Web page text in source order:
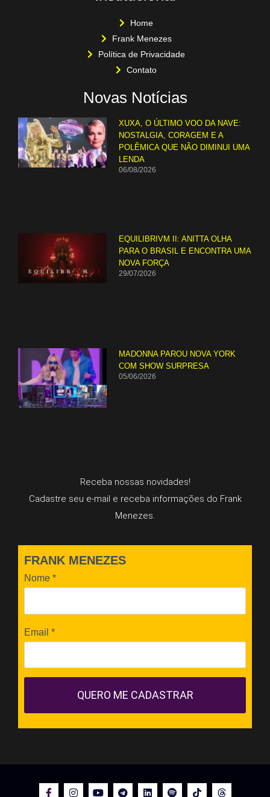
Home
Frank Menezes
Política de Privacidade
Contato
Novas Notícias
XUXA, O ÚLTIMO VOO DA NAVE:
NOSTALGIA, CORAGEM E A
POLÊMICA QUE NÃO DIMINUI UMA
LENDA
06/08/2026
EQUILIBRIVM II: ANITTA OLHA
PARA O BRASIL E ENCONTRA UMA
NOVA FORÇA
29/07/2026
MADONNA PAROU NOVA YORK
COM SHOW SURPRESA
05/06/2026
Receba nossas novidades!
Cadastre seu e-mail e receba informações do Frank
Menezes.
FRANK MENEZES
Nome *
Email *
QUERO ME CADASTRAR